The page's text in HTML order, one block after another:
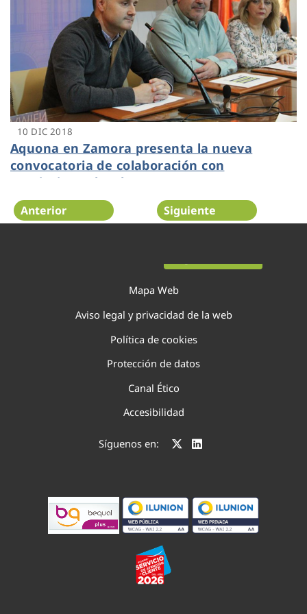
10 DIC 2018
Aquona en Zamora presenta la nueva
convocatoria de colaboración con
asociaciones locales para proyectos
relacionados con la infancia, la salud y el
medio ambiente.
Anterior Siguiente
Mapa Web
Aviso legal y privacidad de la web
Política de cookies
Protección de datos
Canal Ético
Accesibilidad
Síguenos en: